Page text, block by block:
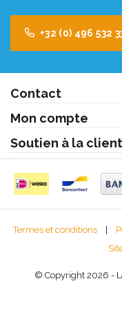
+32 (0) 496 532
Contact
Mon compte
Soutien à la
Termes et conditions |
© Copyright 2026 -